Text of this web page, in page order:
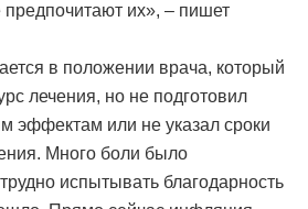
их», – пишет
в положении врача, который
лечения, но не подготовил
эффектам или не указал сроки
Много боли было
испытывать благодарность